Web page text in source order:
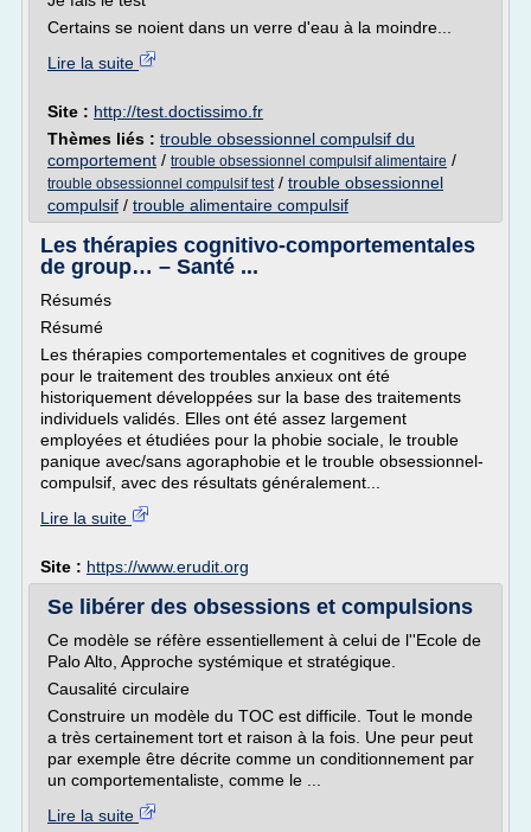
Certains se noient dans un verre d'eau à la moindre...
Lire la suite
Site : http://test.doctissimo.fr
Thèmes liés : trouble obsessionnel compulsif du
comportement / trouble obsessionnel compulsif alimentaire /
trouble obsessionnel compulsif test/ trouble obsessionnel
compulsif / trouble alimentaire compulsif
Les thérapies cognitivo-comportementales
de group… – Santé ...
Résumés
Résumé
Les thérapies comportementales et cognitives de groupe
pour le traitement des troubles anxieux ont été
historiquement développées sur la base des traitements
individuels validés. Elles ont été assez largement
employées et étudiées pour la phobie sociale, le trouble
panique avec/sans agoraphobie et le trouble obsessionnel-
compulsif, avec des résultats généralement...
Lire la suite
Site : https://www.erudit.org
Se libérer des obsessions et compulsions
Ce modèle se réfère essentiellement à celui de l''Ecole de
Palo Alto, Approche systémique et stratégique.
Causalité circulaire
Construire un modèle du TOC est difficile. Tout le monde
a très certainement tort et raison à la fois. Une peur peut
par exemple être décrite comme un conditionnement par
un comportementaliste, comme le ...
Lire la suite